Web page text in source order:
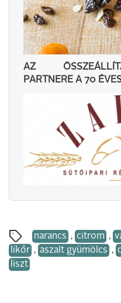
AZ
PARTNERE A 70
narancs , citrom ,
likőr , aszalt gyümölcs ,
liszt